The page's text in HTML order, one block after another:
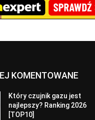
KOMENTOWANE
Który czujnik gazu jest
najlepszy? Ranking 2026
[TOP10]